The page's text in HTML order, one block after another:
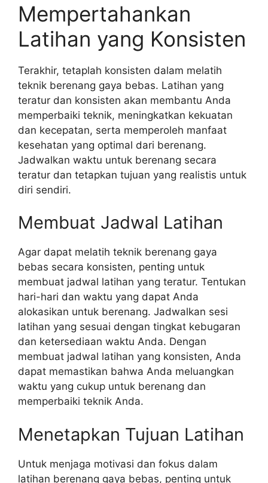
Mempertahankan
Latihan yang Konsisten
Terakhir, tetaplah konsisten dalam melatih
teknik berenang gaya bebas. Latihan yang
teratur dan konsisten akan membantu Anda
memperbaiki teknik, meningkatkan kekuatan
dan kecepatan, serta memperoleh manfaat
kesehatan yang optimal dari berenang.
Jadwalkan waktu untuk berenang secara
teratur dan tetapkan tujuan yang realistis untuk
diri sendiri.
Membuat Jadwal Latihan
Agar dapat melatih teknik berenang gaya
bebas secara konsisten, penting untuk
membuat jadwal latihan yang teratur. Tentukan
hari-hari dan waktu yang dapat Anda
alokasikan untuk berenang. Jadwalkan sesi
latihan yang sesuai dengan tingkat kebugaran
dan ketersediaan waktu Anda. Dengan
membuat jadwal latihan yang konsisten, Anda
dapat memastikan bahwa Anda meluangkan
waktu yang cukup untuk berenang dan
memperbaiki teknik Anda.
Menetapkan Tujuan Latihan
Untuk menjaga motivasi dan fokus dalam
latihan berenang gaya bebas, penting untuk